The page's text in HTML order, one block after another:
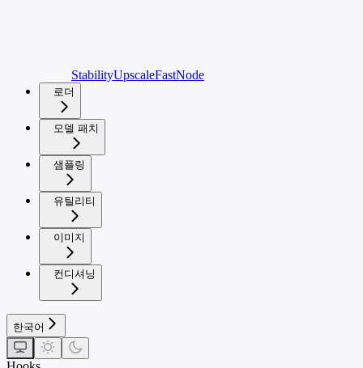
StabilityUpscaleFastNode
로더
모델 패치
샘플링
유틸리티
이미지
컨디셔닝
한국어